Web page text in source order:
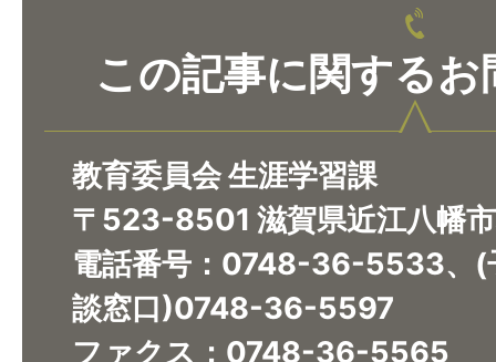
この記事に関するお
教育委員会 生涯学習課
〒523-8501 滋賀県近江八幡
電話番号：0748-36-5533、(
談窓口)0748-36-5597
ファクス：0748-36-5565